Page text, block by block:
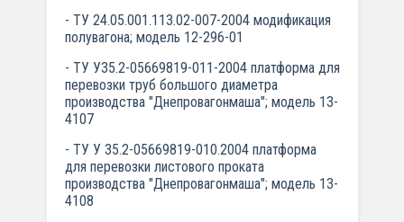
- ТУ 24.05.001.113.02-007-2004 модификация
полувагона; модель 12-296-01
- ТУ У35.2-05669819-011-2004 платформа для
перевозки труб большого диаметра
производства "Днепровагонмаша"; модель 13-
4107
- ТУ У 35.2-05669819-010.2004 платформа
для перевозки листового проката
производства "Днепровагонмаша"; модель 13-
4108